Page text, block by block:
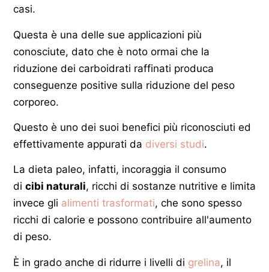
casi.
Questa è una delle sue applicazioni più
conosciute, dato che è noto ormai che la
riduzione dei carboidrati raffinati produca
conseguenze positive sulla riduzione del peso
corporeo.
Questo è uno dei suoi benefici più riconosciuti ed
effettivamente appurati da diversi studi.
La dieta paleo, infatti, incoraggia il consumo
di cibi naturali, ricchi di sostanze nutritive e limita
invece gli alimenti trasformati, che sono spesso
ricchi di calorie e possono contribuire all'aumento
di peso.
È in grado anche di ridurre i livelli di grelina, il